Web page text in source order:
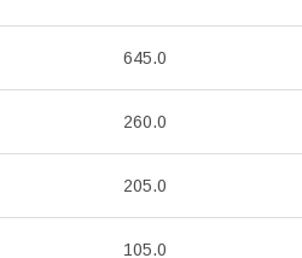
645.0
260.0
205.0
105.0